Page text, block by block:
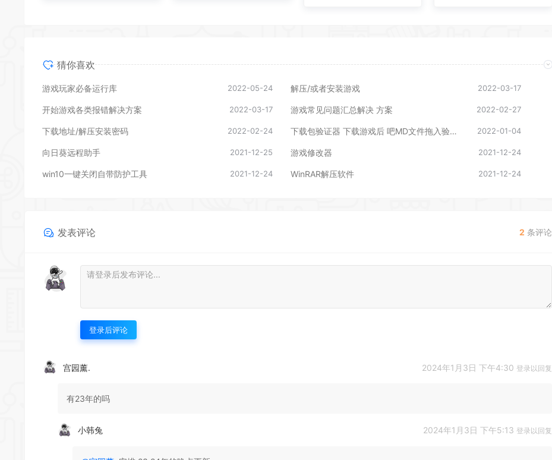
猜你喜欢
游戏玩家必备运行库 2022-05-24 解压/或者安装游戏 2022-03-17
开始游戏各类报错解决方案 2022-03-17 游戏常见问题汇总解决 方案 2022-02-27
下载地址/解压安装密码 2022-02-24 下载包验证器 下载游戏后 吧MD文件拖入验证文件是否损坏 从新下载其中一个即可 2022-01-04
向日葵远程助手 2021-12-25 游戏修改器 2021-12-24
win10一键关闭自带防护工具 2021-12-24 WinRAR解压软件 2021-12-24
发表评论 2 条评论
登录后评论
宫园薰. 2024年1月3日 下午4:30 登录以回复
有23年的吗
小韩兔 2024年1月3日 下午5:13 登录以回复